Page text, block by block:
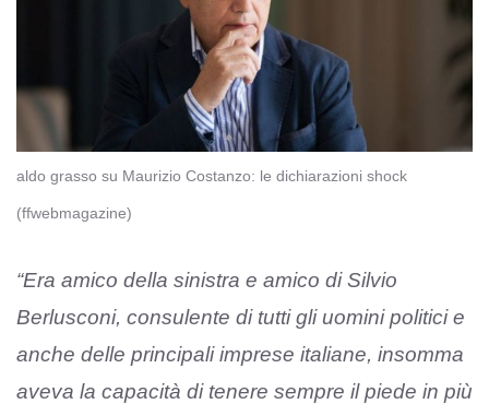
aldo grasso su Maurizio Costanzo: le dichiarazioni shock
(ffwebmagazine)
“Era amico della sinistra e amico di Silvio
Berlusconi, consulente di tutti gli uomini politici e
anche delle principali imprese italiane, insomma
aveva la capacità di tenere sempre il piede in più